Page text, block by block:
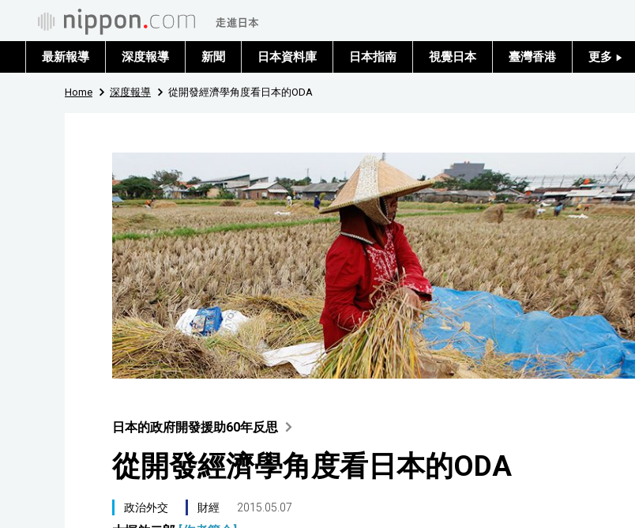
最新報導 深度報導 新聞 日本資料庫 日本指南 視覺日本 臺灣香港 更多
政治外交
社會
財經
文化
科學技術
生活
Home 深度報導 從開發經濟學角度看日本的ODA
日本的政府開發援助60年反思
從開發經濟學角度看日本的ODA
政治外交 財經 2015.05.07